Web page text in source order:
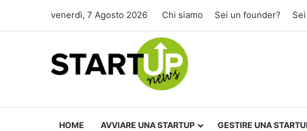
venerdì, 7 Agosto 2026 Chi siamo Sei un founder?
HOME AVVIARE UNA STARTUP GESTIRE UNA